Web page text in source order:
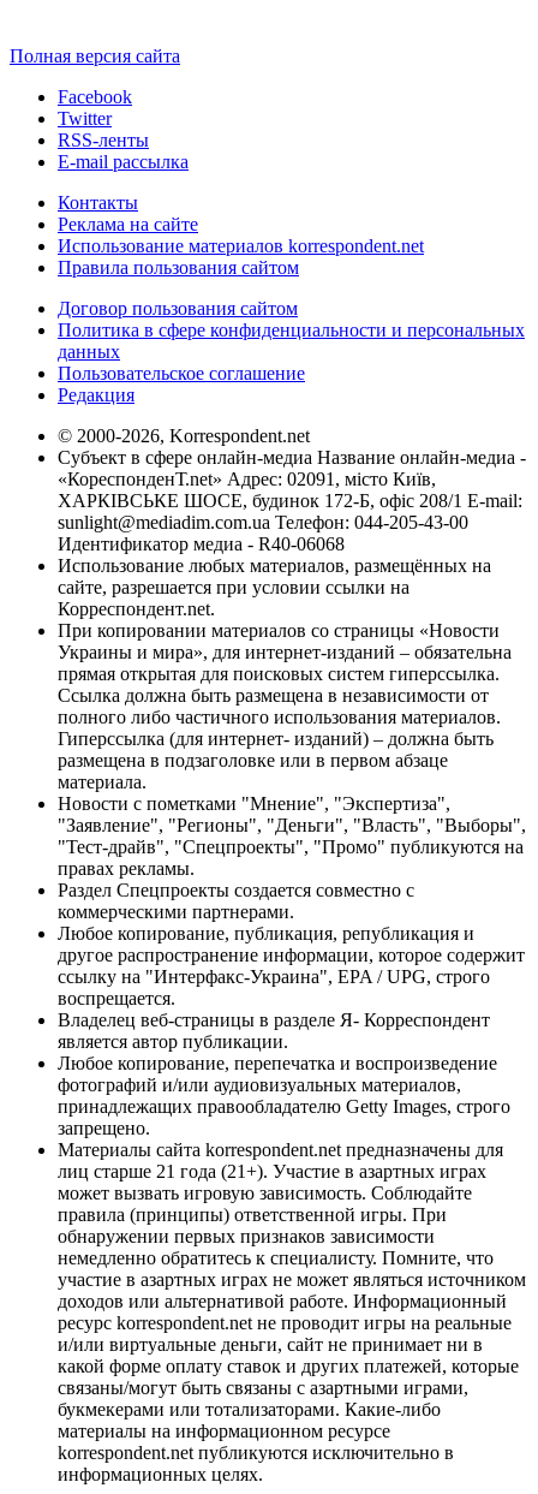
Полная версия сайта
Facebook
Twitter
RSS-ленты
E-mail рассылка
Контакты
Реклама на сайте
Использование материалов korrespondent.net
Правила пользования сайтом
Договор пользования сайтом
Политика в сфере конфиденциальности и персональных
данных
Пользовательское соглашение
Редакция
© 2000-2026, Korrespondent.net
Субъект в сфере онлайн-медиа Название онлайн-медиа -
«КореспонденТ.net» Адрес: 02091, місто Київ,
ХАРКІВСЬКЕ ШОСЕ, будинок 172-Б, офіс 208/1 E-mail:
sunlight@mediadim.com.ua Телефон: 044-205-43-00
Идентификатор медиа - R40-06068
Использование любых материалов, размещённых на
сайте, разрешается при условии ссылки на
Корреспондент.net.
При копировании материалов со страницы «Новости
Украины и мира», для интернет-изданий – обязательна
прямая открытая для поисковых систем гиперссылка.
Ссылка должна быть размещена в независимости от
полного либо частичного использования материалов.
Гиперссылка (для интернет- изданий) – должна быть
размещена в подзаголовке или в первом абзаце
материала.
Новости с пометками "Мнение", "Экспертиза",
"Заявление", "Регионы", "Деньги", "Власть", "Выборы",
"Тест-драйв", "Спецпроекты", "Промо" публикуются на
правах рекламы.
Раздел Спецпроекты создается совместно с
коммерческими партнерами.
Любое копирование, публикация, републикация и
другое распространение информации, которое содержит
ссылку на "Интерфакс-Украина", EPA / UPG, строго
воспрещается.
Владелец веб-страницы в разделе Я- Корреспондент
является автор публикации.
Любое копирование, перепечатка и воспроизведение
фотографий и/или аудиовизуальных материалов,
принадлежащих правообладателю Getty Images, строго
запрещено.
Материалы сайта korrespondent.net предназначены для
лиц старше 21 года (21+). Участие в азартных играх
может вызвать игровую зависимость. Соблюдайте
правила (принципы) ответственной игры. При
обнаружении первых признаков зависимости
немедленно обратитесь к специалисту. Помните, что
участие в азартных играх не может являться источником
доходов или альтернативой работе. Информационный
ресурс korrespondent.net не проводит игры на реальные
и/или виртуальные деньги, сайт не принимает ни в
какой форме оплату ставок и других платежей, которые
связаны/могут быть связаны с азартными играми,
букмекерами или тотализаторами. Какие-либо
материалы на информационном ресурсе
korrespondent.net публикуются исключительно в
информационных целях.